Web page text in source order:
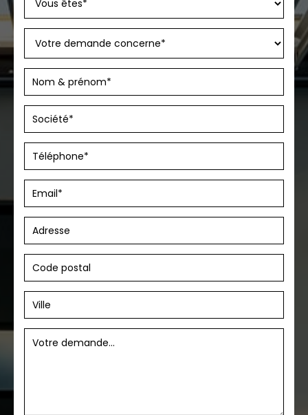
simple
téléphone